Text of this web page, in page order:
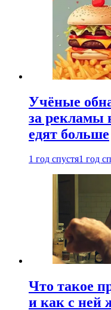
Учёные
за рекламы
едят больше
1 год спустя1 год
Что такое
и как с ней